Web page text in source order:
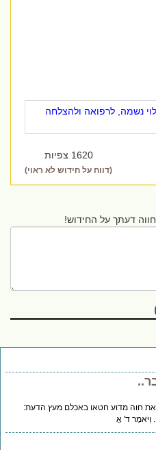
נשמה, לרפואה ולהצלחה
1620 צפיות
(דווח על חידוש לא ראוי)
דעתך על החידוש!
מדוע חטאו באכלם מעץ הדעת:
ד' אֱ